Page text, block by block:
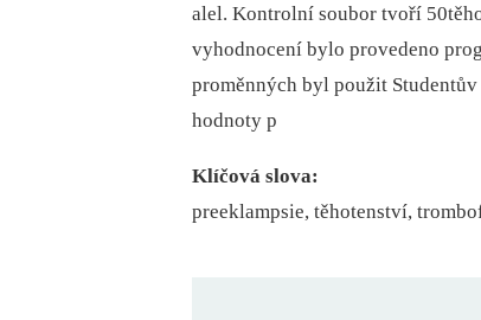
alel. Kontrolní soubor tvoří
vyhodnocení bylo provedeno
proměnných byl použit
hodnoty p
Klíčová slova:
preeklampsie, těhotenství,